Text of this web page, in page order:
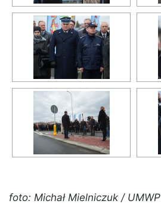
foto: Michał Mielniczuk / UMWP